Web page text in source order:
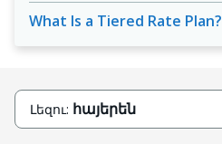
What Is a Tiered Rate Plan?
Լեզու: հայերեն